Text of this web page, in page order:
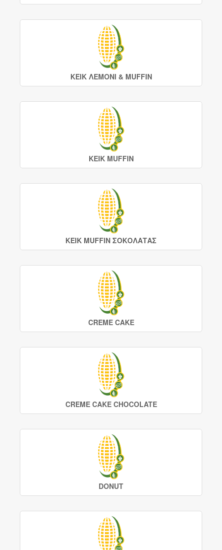
ΚΕΙΚ ΛΕΜΟΝΙ & MUFFIN
ΚΕΙΚ MUFFIN
ΚΕΙΚ MUFFIN ΣΟΚΟΛΑΤΑΣ
CREME CAKE
CREME CAKE CHOCOLATE
DONUT